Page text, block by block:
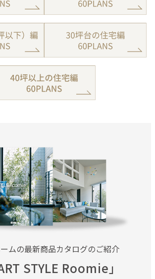
ムの最新商品カタログのご紹介
STYLE Roomie」